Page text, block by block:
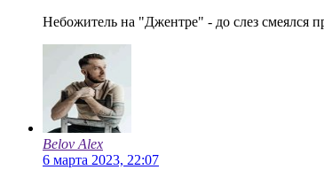
Небожитель на "Джентре" - до слез смеялся
Belov Alex
6 марта 2023, 22:07